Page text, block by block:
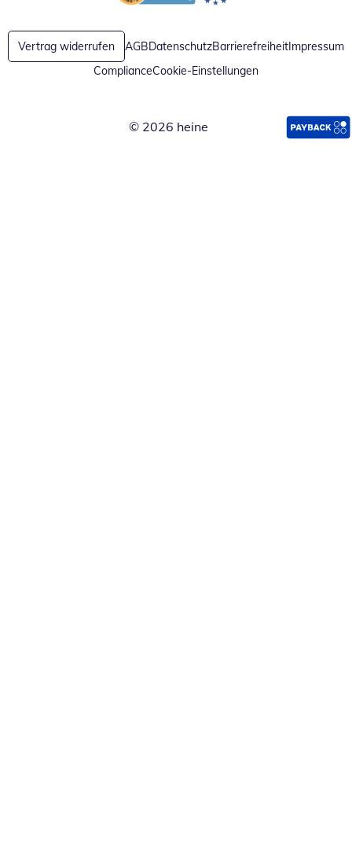
Öffnet in neuem FensterÖffnet in neuem Fenster
Vertrag widerrufen AGBDatenschutzBarrierefreiheitImpressum
ComplianceCookie-Einstellungen
© 2026 heine